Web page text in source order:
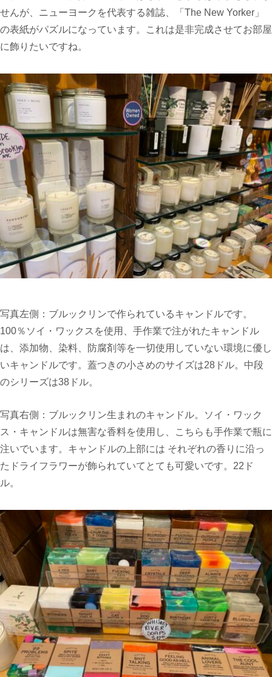
せんが、ニューヨークを代表する雑誌、「The New Yorker」
の表紙がパズルになっています。これは是非完成させてお部屋
に飾りたいですね。
写真左側：ブルックリンで作られているキャンドルです。
100％ソイ・ワックスを使用、手作業で注がれたキャンドル
は、添加物、染料、防腐剤等を一切使用していない環境に優し
いキャンドルです。蓋つきの小さめのサイズは28ドル。中段
のシリーズは38ドル。
写真右側：ブルックリン生まれのキャンドル。ソイ・ワック
ス・キャンドルは無害な香料を使用し、こちらも手作業で瓶に
注いでいます。キャンドルの上部には それぞれの香りに沿っ
たドライフラワーが飾られていてとても可愛いです。22ド
ル。